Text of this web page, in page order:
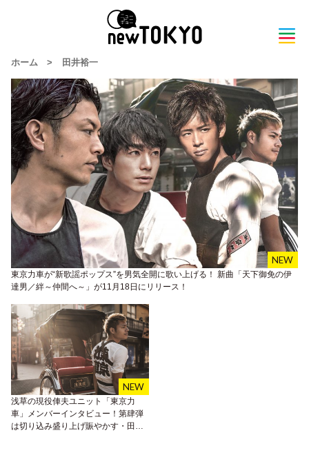
ホーム > 田井裕一
東京力車が“新歌謡ポップス”を男気全開に歌い上げる！ 新曲「天下御免の伊
達男／絆～仲間へ～」が11月18日にリリース！
浅草の現役俥夫ユニット「東京力
車」メンバーインタビュー！第肆弾
は切り込み盛り上げ賑やかす・田井